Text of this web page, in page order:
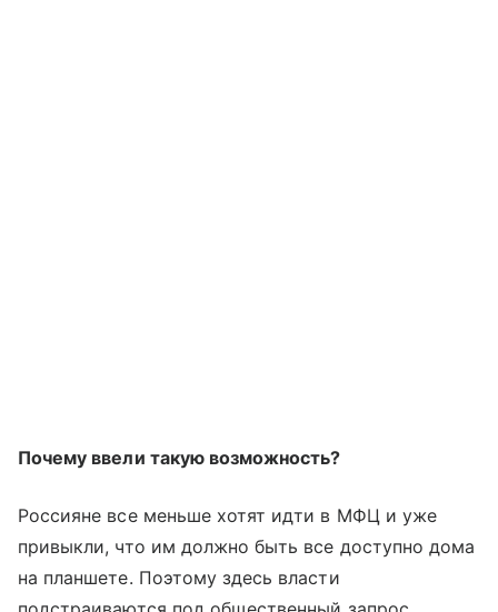
Почему ввели такую возможность?
Россияне все меньше хотят идти в МФЦ и уже
привыкли, что им должно быть все доступно дома
на планшете. Поэтому здесь власти